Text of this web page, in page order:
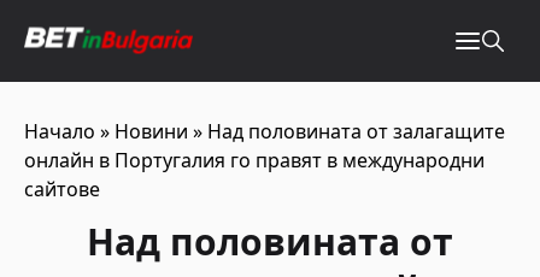
Начало » Новини » Над половината от залагащите
онлайн в Португалия го правят в международни
сайтове
Над половината от